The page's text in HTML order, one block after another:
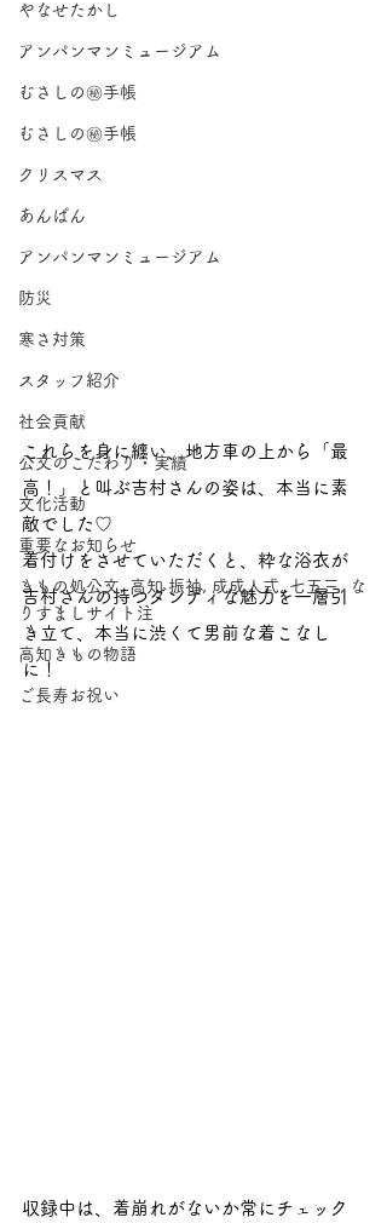
やなせたかし
アンパンマンミュージアム
むさしの㊙手帳
むさしの㊙手帳
クリスマス
あんぱん
アンパンマンミュージアム
防災
寒さ対策
スタッフ紹介
社会貢献
公文のこだわり・実績
文化活動
重要なお知らせ
きもの処公文, 高知 振袖, 成成人式, 七五三, な
りすましサイト注
高知きもの物語
ご長寿お祝い
これらを身に纏い、地方車の上から「最
高！」と叫ぶ吉村さんの姿は、本当に素
敵でした♡
着付けをさせていただくと、粋な浴衣が
吉村さんの持つダンディな魅力を一層引
き立て、本当に渋くて男前な着こなし
に！
収録中は、着崩れがないか常にチェック